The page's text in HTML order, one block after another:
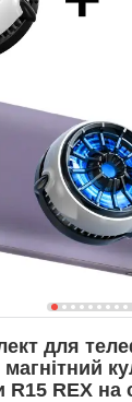
для
R15 REX